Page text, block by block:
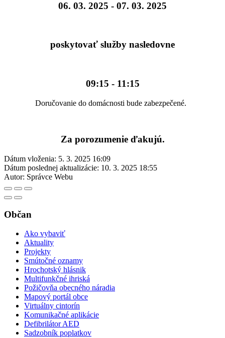
06. 03. 2025 - 07. 03. 2025
poskytovať služby nasledovne
09:15 - 11:15
Doručovanie do domácnosti bude zabezpečené.
Za porozumenie ďakujú.
Dátum vloženia: 5. 3. 2025 16:09
Dátum poslednej aktualizácie: 10. 3. 2025 18:55
Autor: Správce Webu
Občan
Ako vybaviť
Aktuality
Projekty
Smútočné oznamy
Hrochotský hlásnik
Multifunkčné ihriská
Požičovňa obecného náradia
Mapový portál obce
Virtuálny cintorín
Komunikačné aplikácie
Defibrilátor AED
Sadzobník poplatkov